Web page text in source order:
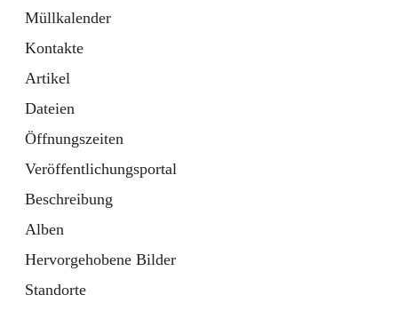
Müllkalender
Kontakte
Artikel
Dateien
Öffnungszeiten
Veröffentlichungsportal
Beschreibung
Alben
Hervorgehobene Bilder
Standorte
Tab
Formulare
Artikel
öffnet
in
neuem
Tab